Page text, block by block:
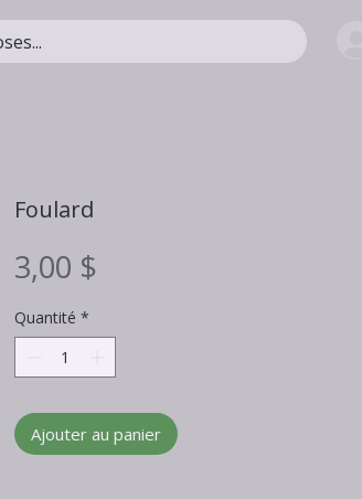
Foulard
3,00 $
Quantité *
Ajouter au panier